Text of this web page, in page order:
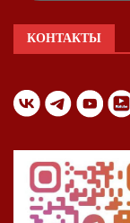
КОНТАКТЫ